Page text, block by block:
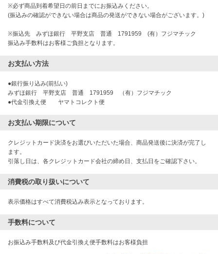
※必ず商品到着希望日の前日までにお振込みください。
(振込みの確認ができない場合は商品の発送ができない場合がございます。)
※振込先 みずほ銀行 平野支店 普通 1791959 (有）フジマチック
振込み手数料はお客様ご負担となります。
お支払い方法
●銀行振り込み(前払い)
みずほ銀行　平野支店　普通　1791959　（有）フジマチック
お支払い期限について
クレジットカード決済をお選びいただいた場合、商品発送後に決済が完了し
ます。
引落し日は、各クレジットカード会社の締め日、支払日をご確認下さい。
消費税の取り扱いについて
表示価格はすべて消費税込み表示となっております。
手数料について
お振込み手数料及び代金引換え便手数料はお客様負担